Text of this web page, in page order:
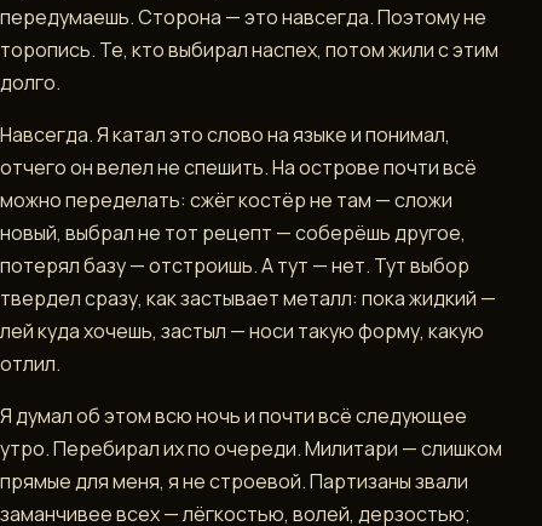
передумаешь. Сторона — это навсегда. Поэтому не
торопись. Те, кто выбирал наспех, потом жили с этим
долго.
Навсегда. Я катал это слово на языке и понимал,
отчего он велел не спешить. На острове почти всё
можно переделать: сжёг костёр не там — сложи
новый, выбрал не тот рецепт — соберёшь другое,
потерял базу — отстроишь. А тут — нет. Тут выбор
твердел сразу, как застывает металл: пока жидкий —
лей куда хочешь, застыл — носи такую форму, какую
отлил.
Я думал об этом всю ночь и почти всё следующее
утро. Перебирал их по очереди. Милитари — слишком
прямые для меня, я не строевой. Партизаны звали
заманчивее всех — лёгкостью, волей, дерзостью;